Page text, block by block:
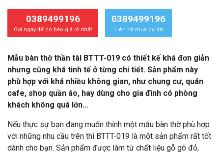
0389499196
Gọi ngay để có báo giá rẻ nhất
0389499196
Liên hệ mua dự án
Mẫu bàn thờ thần tàI BTTT-019 có thiết kế khá đơn giản
nhưng cũng khá tinh tế ở từng chi tiết. Sản phẩm này
phù hợp với khá nhiều không gian, như chung cư, quán
cafe, shop quần áo, hay dùng cho gia đình có phòng
khách không quá lớn…
Nếu thực sự bạn đang muốn thỉnh một mẫu bàn thờ phù hợp
với những nhu cầu trên thì BTTT-019 là một sản phẩm rất tốt
dành cho bạn. Sản phẩm được làm từ chất liệu gỗ gõ đỏ,